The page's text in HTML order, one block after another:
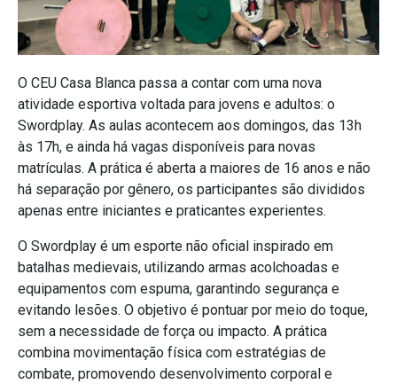
O CEU Casa Blanca passa a contar com uma nova
atividade esportiva voltada para jovens e adultos: o
Swordplay. As aulas acontecem aos domingos, das 13h
às 17h, e ainda há vagas disponíveis para novas
matrículas. A prática é aberta a maiores de 16 anos e não
há separação por gênero, os participantes são divididos
apenas entre iniciantes e praticantes experientes.
O Swordplay é um esporte não oficial inspirado em
batalhas medievais, utilizando armas acolchoadas e
equipamentos com espuma, garantindo segurança e
evitando lesões. O objetivo é pontuar por meio do toque,
sem a necessidade de força ou impacto. A prática
combina movimentação física com estratégias de
combate, promovendo desenvolvimento corporal e